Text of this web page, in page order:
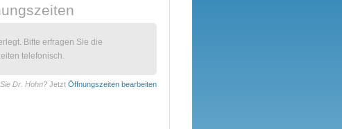
Bitte erfragen Sie die
telefonisch.
Dr. Hohn? Jetzt Öffnungszeiten bearbeiten